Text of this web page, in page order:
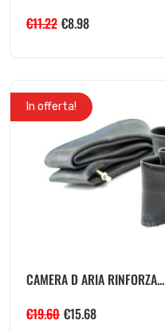
€11.22 €8.98
In offerta!
CAMERA D ARIA RINFORZA...
€19.60 €15.68